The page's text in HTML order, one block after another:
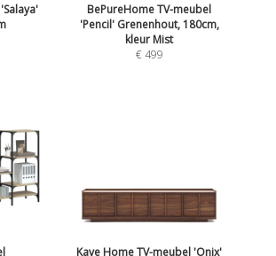
BePureHome TV-meubel
'Pencil' Grenenhout, 180cm,
kleur Mist
€ 499
Kave Home TV-meubel 'Onix'